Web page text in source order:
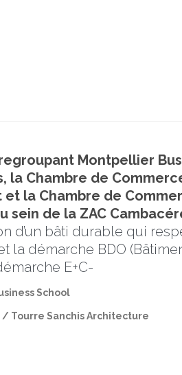
Montpellier
la Chambre de
et la Chambre de
sein de la ZAC
d’un bâti durable qui
la démarche BDO
E+C-
School
Tourre Sanchis Architecture